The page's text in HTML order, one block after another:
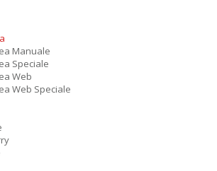
Manuale
Speciale
Web
Web Speciale